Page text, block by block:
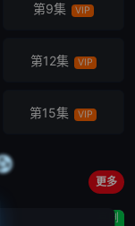
第9集 VIP
第12集 VIP
第15集 VIP
更多
喜剧